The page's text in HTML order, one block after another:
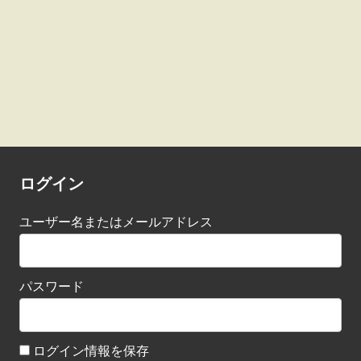
ログイン
ユーザー名またはメールアドレス
パスワード
ログイン情報を保存